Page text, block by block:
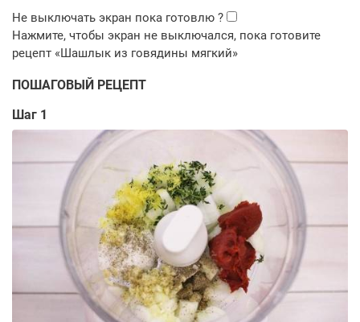
ПОШАГОВЫЙ РЕЦЕПТ
Шаг 1